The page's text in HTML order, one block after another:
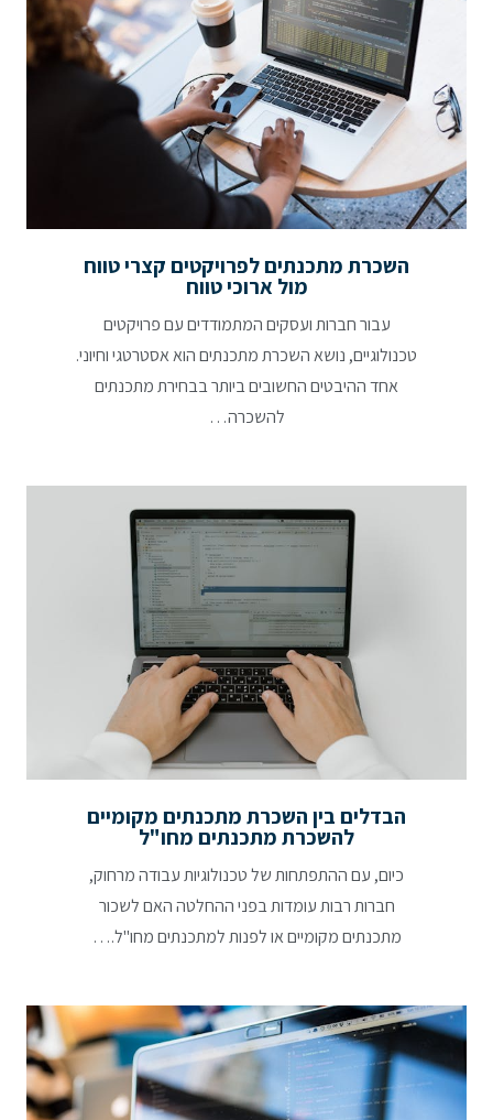
השכרת מתכנתים לפרויקטים קצרי טווח
מול ארוכי טווח
עבור חברות ועסקים המתמודדים עם פרויקטים
טכנולוגיים, נושא השכרת מתכנתים הוא אסטרטגי וחיוני.
אחד ההיבטים החשובים ביותר בבחירת מתכנתים
להשכרה…
הבדלים בין השכרת מתכנתים מקומיים
להשכרת מתכנתים מחו"ל
כיום, עם ההתפתחות של טכנולוגיות עבודה מרחוק,
חברות רבות עומדות בפני ההחלטה האם לשכור
מתכנתים מקומיים או לפנות למתכנתים מחו"ל.…